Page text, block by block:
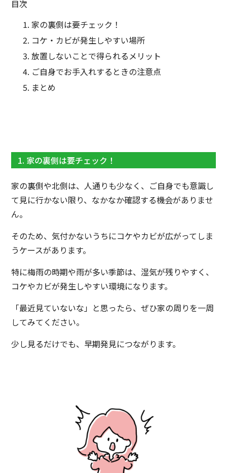
目次
家の裏側は要チェック！
コケ・カビが発生しやすい場所
放置しないことで得られるメリット
ご自身でお手入れするときの注意点
まとめ
1. 家の裏側は要チェック！
家の裏側や北側は、人通りも少なく、ご自身でも意識し
て見に行かない限り、なかなか確認する機会がありませ
ん。
そのため、気付かないうちにコケやカビが広がってしま
うケースがあります。
特に梅雨の時期や雨が多い季節は、湿気が残りやすく、
コケやカビが発生しやすい環境になります。
「最近見ていないな」と思ったら、ぜひ家の周りを一周
してみてください。
少し見るだけでも、早期発見につながります。